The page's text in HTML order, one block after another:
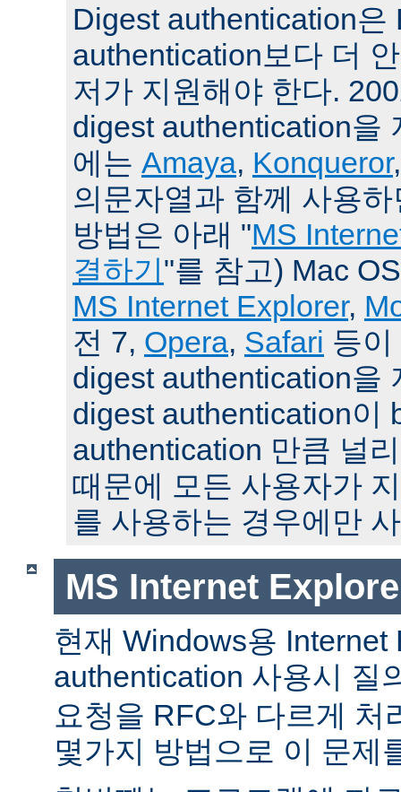
Digest authentication은
authentication보다 더
저가 지원해야 한다.
digest authentication을
에는 Amaya, Konqueror
의문자열과 함께 사용
방법은 아래 "MS
결하기"를 참고) Mac
MS Internet Explorer,
전 7, Opera, Safari 등
digest authentication을
digest authentication이
authentication 만큼 널
때문에 모든 사용자가
를 사용하는 경우에만
MS Internet
현재 Windows용 Internet
authentication 사용시 질
요청을 RFC와 다르게 처
몇가지 방법으로 이 문제